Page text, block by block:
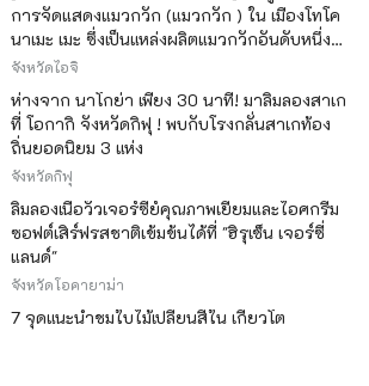
การจัดแสดงแมวกวัก (แมวกวัก ) ใน เมืองโทโค
นาเมะ เมะ ซึ่งเป็นแหล่งผลิตแมวกวักอันดับหนึ่ง
ของญี่ปุ่น
จังหวัดไอจิ
ห่างจาก นาโกย่า เพียง 30 นาที! มาลิ้มลองสาเก
ที่ โอกากิ จังหวัดกิฟุ ! พบกับโรงกลั่นสาเกท้อง
ถิ่นยอดนิยม 3 แห่ง
จังหวัดกิฟุ
ลิ้มลองเนื้อวัวเจอร์ซีย์คุณภาพเยี่ยมและไอศกรีม
ซอฟต์เสิร์ฟรสชาติเข้มข้นได้ที่ "ฮิรุเซ็น เจอร์ซี่
แลนด์"
จังหวัดโอคายาม่า
7 จุดแนะนำชมใบไม้เปลี่ยนสีใน เกียวโต